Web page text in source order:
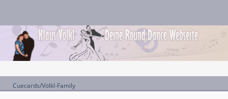
Cuecards/Völkl-Family